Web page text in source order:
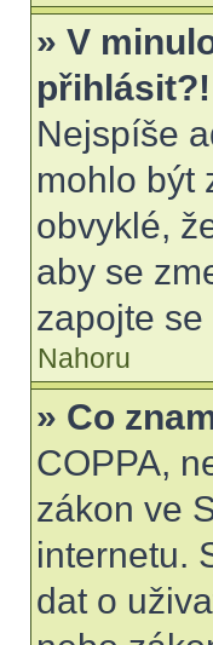
» V
přihlásit?!
Nejspíše
mohlo být
obvyklé,
aby se
zapojte
Nahoru
» Co
COPPA,
zákon ve
internetu.
dat o